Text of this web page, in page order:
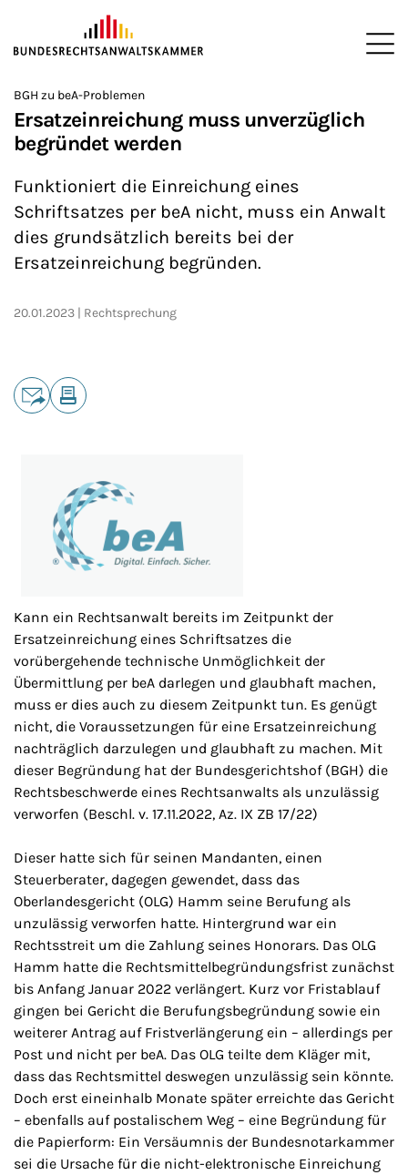
ZUM HAUPTINHALT SPRINGEN
Sie befinden sich hier:
>
Startseite
>
Newsroom
BGH zu beA-Problemen
Ersatzeinreichung muss unverzüglich
begründet werden
Funktioniert die Einreichung eines
Schriftsatzes per beA nicht, muss ein Anwalt
dies grundsätzlich bereits bei der
Ersatzeinreichung begründen.
20.01.2023 Rechtsprechung
Teilen
Kann ein Rechtsanwalt bereits im Zeitpunkt der
Ersatzeinreichung eines Schriftsatzes die
vorübergehende technische Unmöglichkeit der
Übermittlung per beA darlegen und glaubhaft machen,
muss er dies auch zu diesem Zeitpunkt tun. Es genügt
nicht, die Voraussetzungen für eine Ersatzeinreichung
nachträglich darzulegen und glaubhaft zu machen. Mit
dieser Begründung hat der Bundesgerichtshof (BGH) die
Rechtsbeschwerde eines Rechtsanwalts als unzulässig
verworfen (Beschl. v. 17.11.2022, Az. IX ZB 17/22)
Dieser hatte sich für seinen Mandanten, einen
Steuerberater, dagegen gewendet, dass das
Oberlandesgericht (OLG) Hamm seine Berufung als
unzulässig verworfen hatte. Hintergrund war ein
Rechtsstreit um die Zahlung seines Honorars. Das OLG
Hamm hatte die Rechtsmittelbegründungsfrist zunächst
bis Anfang Januar 2022 verlängert. Kurz vor Fristablauf
gingen bei Gericht die Berufungsbegründung sowie ein
weiterer Antrag auf Fristverlängerung ein – allerdings per
Post und nicht per beA. Das OLG teilte dem Kläger mit,
dass das Rechtsmittel deswegen unzulässig sein könnte.
Doch erst eineinhalb Monate später erreichte das Gericht
– ebenfalls auf postalischem Weg – eine Begründung für
die Papierform: Ein Versäumnis der Bundesnotarkammer
sei die Ursache für die nicht-elektronische Einreichung